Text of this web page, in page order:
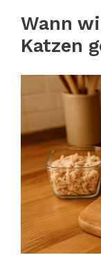
Wann
Katzen